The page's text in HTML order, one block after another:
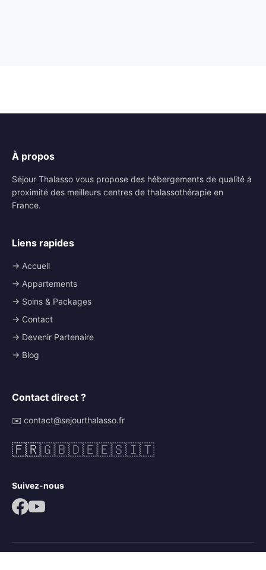
À propos
Séjour Thalasso vous propose des hébergements de qualité à
proximité des meilleurs centres de thalassothérapie en
France.
Liens rapides
→ Accueil
→ Appartements
→ Soins & Packages
→ Contact
→ Devenir Partenaire
→ Blog
Contact direct ?
✉️ contact@sejourthalasso.fr
🇫🇷🇬🇧🇩🇪🇪🇸🇮🇹
Suivez-nous